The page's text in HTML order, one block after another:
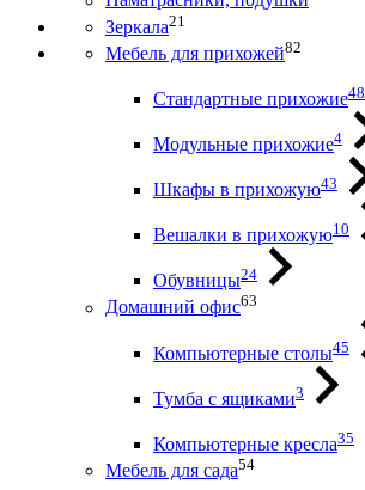
Зеркала21
Мебель для прихожей82
Стандартные прихожие48
Модульные прихожие4
Шкафы в прихожую43
Вешалки в прихожую10
Обувницы24
Домашний офис63
Компьютерные столы45
Тумба с ящиками3
Компьютерные кресла35
Мебель для сада54